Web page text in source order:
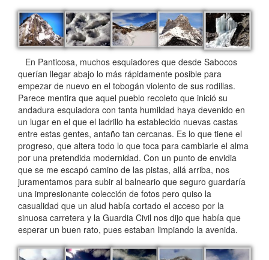
En Panticosa, muchos esquiadores que desde Sabocos
querían llegar abajo lo más rápidamente posible para
empezar de nuevo en el tobogán violento de sus rodillas.
Parece mentira que aquel pueblo recoleto que inició su
andadura esquiadora con tanta humildad haya devenido en
un lugar en el que el ladrillo ha establecido nuevas castas
entre estas gentes, antaño tan cercanas. Es lo que tiene el
progreso, que altera todo lo que toca para cambiarle el alma
por una pretendida modernidad. Con un punto de envidia
que se me escapó camino de las pistas, allá arriba, nos
juramentamos para subir al balneario que seguro guardaría
una impresionante colección de fotos pero quiso la
casualidad que un alud había cortado el acceso por la
sinuosa carretera y la Guardia Civil nos dijo que había que
esperar un buen rato, pues estaban limpiando la avenida.